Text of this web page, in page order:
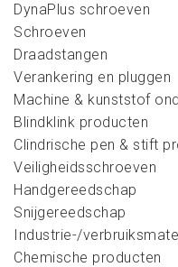
DynaPlus schroeven
Schroeven
Draadstangen
Verankering en pluggen
Machine & kunststof
Blindklink producten
Clindrische pen & stift
Veiligheidsschroeven
Handgereedschap
Snijgereedschap
Industrie-/
Chemische producten